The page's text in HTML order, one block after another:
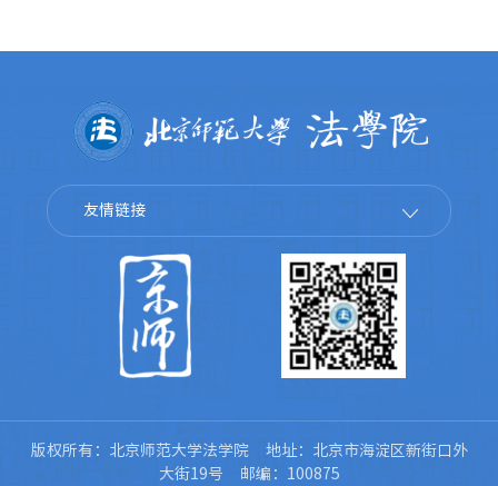
友情链接
版权所有：北京师范大学法学院 地址：北京市海淀区新街口外
大街19号 邮编：100875